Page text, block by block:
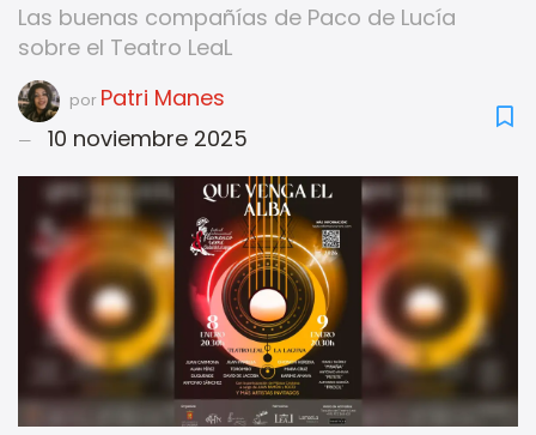
Las buenas compañías de Paco de Lucía
sobre el Teatro LeaL
por Patri Manes
10 noviembre 2025